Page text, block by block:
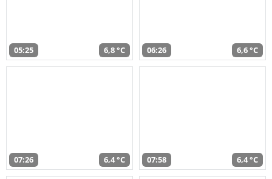
05:25 6,8 °C 06:26 6,6 °C
07:26 6,4 °C 07:58 6,4 °C